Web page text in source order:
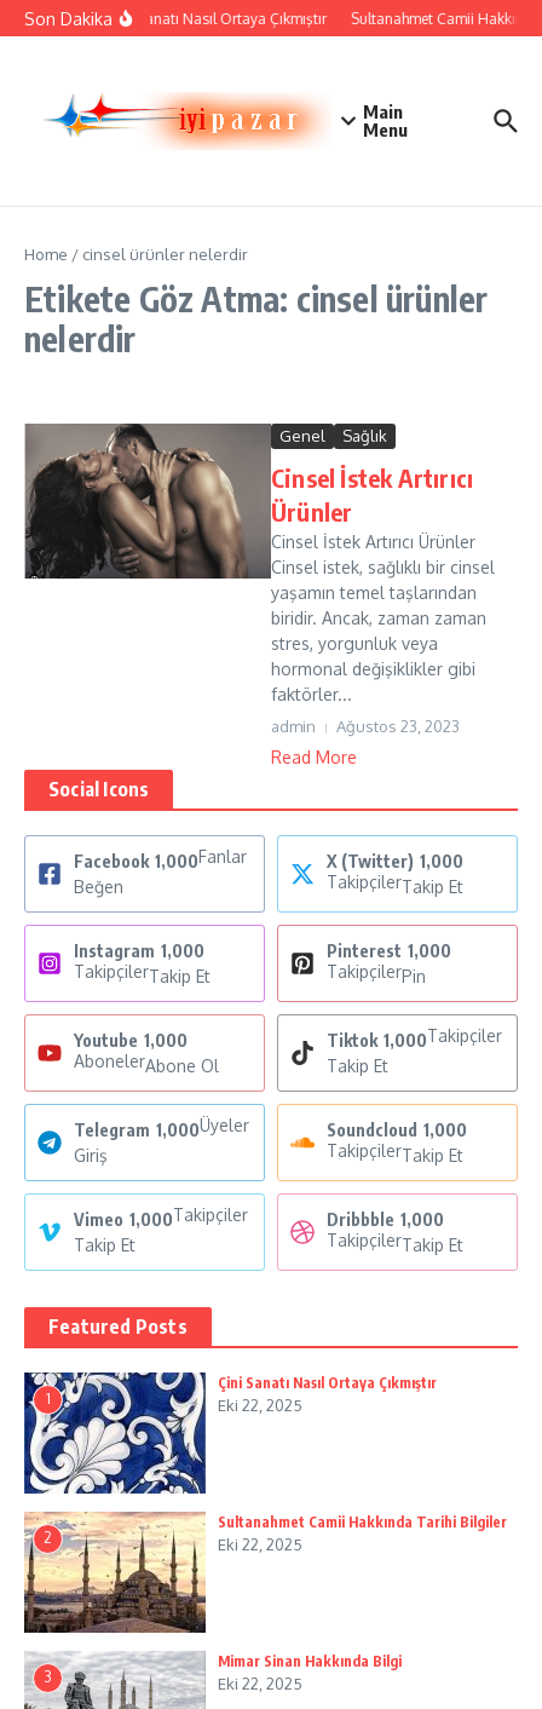
İçeriğe atla
Son DakikaÇini Sanatı Nasıl Ortaya Çıkmıştır Sultanahmet Camii
Main
Menu
Home / cinsel ürünler nelerdir
Etikete Göz Atma: cinsel ürünler
nelerdir
Genel Sağlık
Cinsel İstek Artırıcı
Ürünler
Cinsel İstek Artırıcı Ürünler
Cinsel istek, sağlıklı bir cinsel
yaşamın temel taşlarından
biridir. Ancak, zaman zaman
stres, yorgunluk veya
hormonal değişiklikler gibi
faktörler...
admin Ağustos 23, 2023
Read More
Social Icons
Facebook 1,000Fanlar
Beğen
X (Twitter) 1,000
TakipçilerTakip Et
Instagram 1,000
TakipçilerTakip Et
Pinterest 1,000
TakipçilerPin
Youtube 1,000
AbonelerAbone Ol
Tiktok 1,000Takipçiler
Takip Et
Telegram 1,000Üyeler
Giriş
Soundcloud 1,000
TakipçilerTakip Et
Vimeo 1,000Takipçiler
Takip Et
Dribbble 1,000
TakipçilerTakip Et
Featured Posts
1
Çini Sanatı Nasıl Ortaya Çıkmıştır
Eki 22, 2025
2
Sultanahmet Camii Hakkında Tarihi Bilgiler
Eki 22, 2025
3
Mimar Sinan Hakkında Bilgi
Eki 22, 2025